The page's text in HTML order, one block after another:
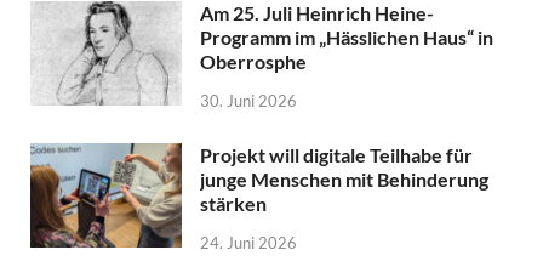
Am 25. Juli Heinrich Heine-
Programm im „Hässlichen Haus“ in
Oberrosphe
30. Juni 2026
Projekt will digitale Teilhabe für
junge Menschen mit Behinderung
stärken
24. Juni 2026